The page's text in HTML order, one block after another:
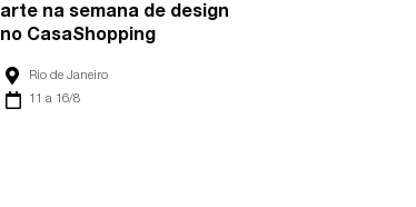
arte na semana de design
no CasaShopping
Rio de Janeiro
11 a 16/8